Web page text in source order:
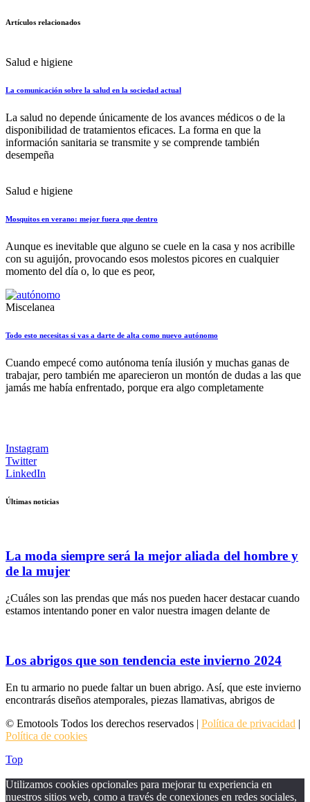
Artículos relacionados
Salud e higiene
La comunicación sobre la salud en la sociedad actual
La salud no depende únicamente de los avances médicos o de la
disponibilidad de tratamientos eficaces. La forma en que la
información sanitaria se transmite y se comprende también
desempeña
Salud e higiene
Mosquitos en verano: mejor fuera que dentro
Aunque es inevitable que alguno se cuele en la casa y nos acribille
con su aguijón, provocando esos molestos picores en cualquier
momento del día o, lo que es peor,
Miscelanea
Todo esto necesitas si vas a darte de alta como nuevo autónomo
Cuando empecé como autónoma tenía ilusión y muchas ganas de
trabajar, pero también me aparecieron un montón de dudas a las que
jamás me había enfrentado, porque era algo completamente
Instagram
Twitter
LinkedIn
Últimas noticias
La moda siempre será la mejor aliada del hombre y
de la mujer
¿Cuáles son las prendas que más nos pueden hacer destacar cuando
estamos intentando poner en valor nuestra imagen delante de
Los abrigos que son tendencia este invierno 2024
En tu armario no puede faltar un buen abrigo. Así, que este invierno
encontrarás diseños atemporales, piezas llamativas, abrigos de
© Emotools Todos los derechos reservados | Política de privacidad |
Política de cookies
Top
Utilizamos cookies opcionales para mejorar tu experiencia en
nuestros sitios web, como a través de conexiones en redes sociales,